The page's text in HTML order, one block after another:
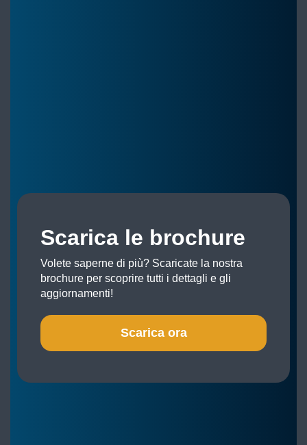
Scarica le brochure
Volete saperne di più? Scaricate la nostra
brochure per scoprire tutti i dettagli e gli
aggiornamenti!
Scarica ora